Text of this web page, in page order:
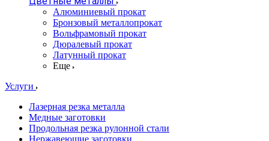
Алюминиевый прокат
Бронзовый металлопрокат
Вольфрамовый прокат
Дюралевый прокат
Латунный прокат
Еще
Услуги
Лазерная резка металла
Медные заготовки
Продольная резка рулонной стали
Нержавеющие заготовки